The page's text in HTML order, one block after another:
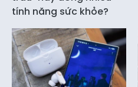
tính năng sức khỏe?